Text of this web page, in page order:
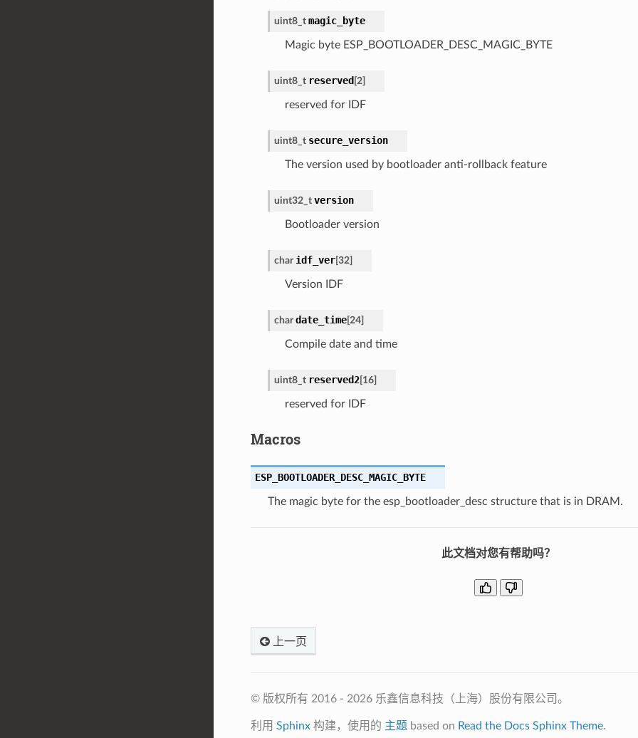
uint8_t magic_byte
Magic byte ESP_BOOTLOADER_DESC_MAGIC_BYTE
uint8_t reserved [2]
reserved for IDF
uint8_t secure_version
The version used by bootloader anti-rollback feature
uint32_t version
Bootloader version
char idf_ver[32]
Version IDF
char date_time[24]
Compile date and time
uint8_t reserved2[16]
reserved for IDF
Macros
ESP_BOOTLOADER_DESC_MAGIC_BYTE
The magic byte for the esp_bootloader_desc structure that is in DRAM.
此文档对您有帮助吗？
上一页
© 版权所有 2016 - 2026 乐鑫信息科技（上海）股份有限公司。
利用 Sphinx构建，使用的 主题 based on Read the Docs Sphinx Theme.